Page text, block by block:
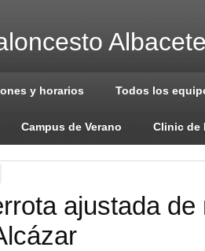
y horarios Todos los
Campus de Verano Clinic de
ajustada de